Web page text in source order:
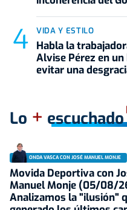
VIDA Y ESTILO
Habla la
Alvise Pérez en
evitar una
Lo + escuchado
ONDA VASCA CON JOSÉ MANUEL MONJE
Movida Deportiva con
Manuel Monje (05/08/
Analizamos la "ilusión"